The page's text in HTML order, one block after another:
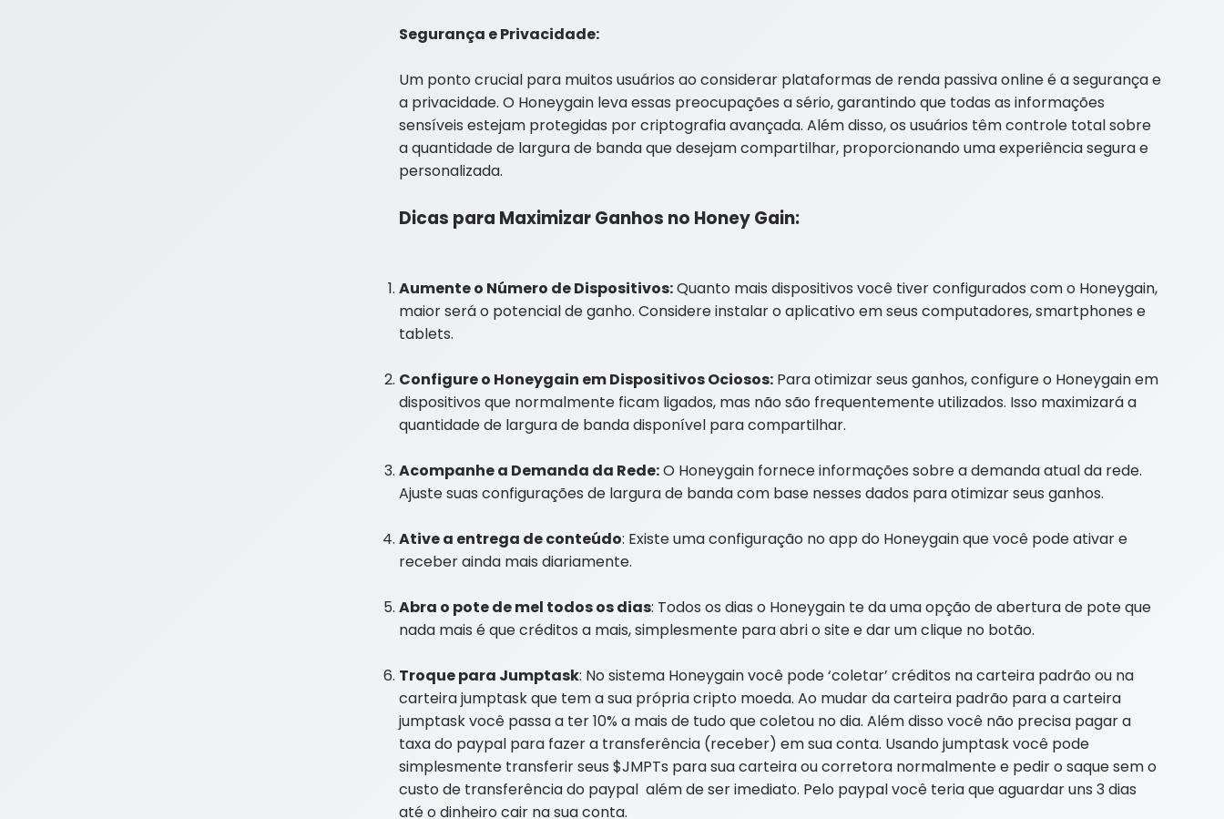
Segurança e Privacidade:
Um ponto crucial para muitos usuários ao considerar plataformas de renda passiva online é a segurança e
a privacidade. O Honeygain leva essas preocupações a sério, garantindo que todas as informações
sensíveis estejam protegidas por criptografia avançada. Além disso, os usuários têm controle total sobre
a quantidade de largura de banda que desejam compartilhar, proporcionando uma experiência segura e
personalizada.
Dicas para Maximizar Ganhos no Honey Gain:
Aumente o Número de Dispositivos:Quanto mais dispositivos você tiver configurados com o Honeygain,
maior será o potencial de ganho. Considere instalar o aplicativo em seus computadores, smartphones e
tablets.
Configure o Honeygain em Dispositivos Ociosos: Para otimizar seus ganhos, configure o Honeygain em
dispositivos que normalmente ficam ligados, mas não são frequentemente utilizados. Isso maximizará a
quantidade de largura de banda disponível para compartilhar.
Acompanhe a Demanda da Rede:O Honeygain fornece informações sobre a demanda atual da rede.
Ajuste suas configurações de largura de banda com base nesses dados para otimizar seus ganhos.
Ative a entrega de conteúdo: Existe uma configuração no app do Honeygain que você pode ativar e
receber ainda mais diariamente.
Abra o pote de mel todos os dias: Todos os dias o Honeygain te da uma opção de abertura de pote que
nada mais é que créditos a mais, simplesmente para abri o site e dar um clique no botão.
Troque para Jumptask: No sistema Honeygain você pode ‘coletar’ créditos na carteira padrão ou na
carteira jumptask que tem a sua própria cripto moeda. Ao mudar da carteira padrão para a carteira
jumptask você passa a ter 10% a mais de tudo que coletou no dia. Além disso você não precisa pagar a
taxa do paypal para fazer a transferência (receber) em sua conta. Usando jumptask você pode
simplesmente transferir seus $JMPTs para sua carteira ou corretora normalmente e pedir o saque sem o
custo de transferência do paypal além de ser imediato. Pelo paypal você teria que aguardar uns 3 dias
até o dinheiro cair na sua conta.